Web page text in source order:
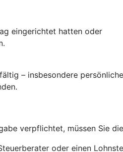
eingerichtet hatten oder
– insbesondere
verpflichtet, müssen Sie
oder einen